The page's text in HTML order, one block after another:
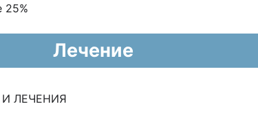
25%
Лечение
ЛЕЧЕНИЯ